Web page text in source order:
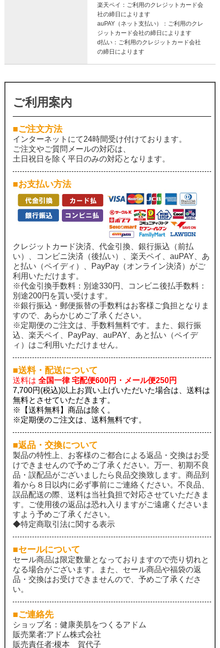
楽天ペイ：ご利用のクレジットカード会
社の締日によります
auPAY（ネット支払い）：ご利用のクレ
ジットカード会社の締日によります
d払い：ご利用のクレジットカード会社
の締日によります
ご利用案内
■ご注文方法
インターネットにて24時間受け付けております。
ご注文やご質問メールの対応は、
土日祝日を除く平日のみの対応となります。
■お支払い方法
クレジットカード決済、代金引換、銀行振込（前払
い）、コンビニ決済（後払い）、楽天ペイ、auPAY、あ
と払い（ペイディ）、PayPay（オンライン決済）がご
利用いただけます。
※代金引換手数料：別途330円、コンビニ後払手数料：
別途200円を貰い受けます。
※銀行振込・郵便振替の手数料はお客様ご負担となりま
すので、あらかじめご了承ください。
※定期便のご注文は、手数料無料です。また、銀行振
込、楽天ペイ、PayPay、auPAY、あと払い（ペイデ
ィ）はご利用いただけません。
■送料・配送について
送料は 全国一律 宅配便600円・メール便250円
7,700円(税込)以上お買い上げいただいた場合は、送料は
無料とさせていただきます。
※【送料無料】商品は除く。
※定期便のご注文は、送料無料です。
■返品・交換について
製品の特性上、お客様のご都合による返品・交換はお受
けできませんので予めご了承ください。万一、初期不良
品・誤配品がございましたら良品交換致します。商品到
着から８日以内に必ず事前にご連絡ください。不良品、
誤品配送の際、送料は当社負担で対応させていただきま
す。ご使用後の返品は恐れ入りますがご遠慮くださいま
すよう予めご了承ください。
◆特定商取引法に関する表示
■セールについて
セール商品は限定数量となっておりますので売り切れと
なる場合がございます。また、セール商品や福袋の返
品・交換はお受けできませんので、予めご了承くださ
い。
■ご連絡先
ショップ名：健康美肌をつくるアドム
販売業者:アドム株式会社
販売責任者:榎本 賀代子